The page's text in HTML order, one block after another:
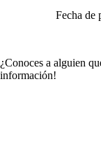
Fecha de
¿Conoces a alguien
información!